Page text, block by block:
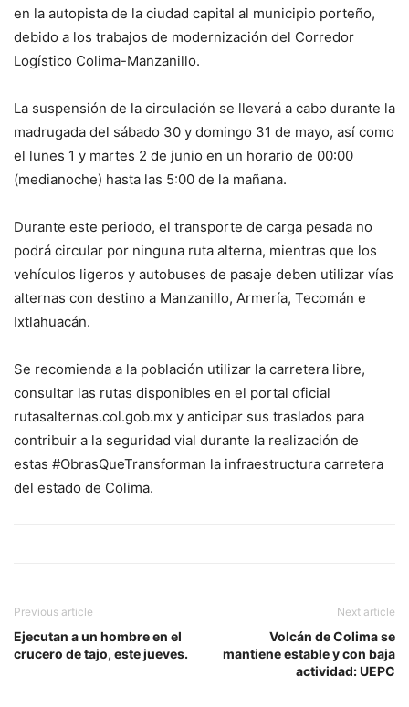
en la autopista de la ciudad capital al municipio porteño,
debido a los trabajos de modernización del Corredor
Logístico Colima-Manzanillo.
La suspensión de la circulación se llevará a cabo durante la
madrugada del sábado 30 y domingo 31 de mayo, así como
el lunes 1 y martes 2 de junio en un horario de 00:00
(medianoche) hasta las 5:00 de la mañana.
Durante este periodo, el transporte de carga pesada no
podrá circular por ninguna ruta alterna, mientras que los
vehículos ligeros y autobuses de pasaje deben utilizar vías
alternas con destino a Manzanillo, Armería, Tecomán e
Ixtlahuacán.
Se recomienda a la población utilizar la carretera libre,
consultar las rutas disponibles en el portal oficial
rutasalternas.col.gob.mx y anticipar sus traslados para
contribuir a la seguridad vial durante la realización de
estas #ObrasQueTransforman la infraestructura carretera
del estado de Colima.
Previous article
Ejecutan a un hombre en el
crucero de tajo, este jueves.
Next article
Volcán de Colima se
mantiene estable y con baja
actividad: UEPC